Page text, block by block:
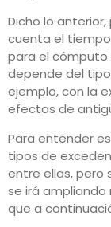
Dicho lo
cuenta el
para el cómputo
depende del
ejemplo, con la
efectos de
Para entender
tipos de
entre ellas, pero
se irá
que a